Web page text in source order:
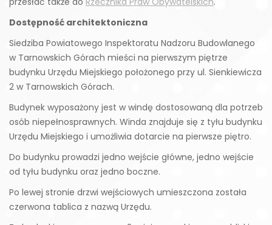
Dostępność architektoniczna
Siedziba Powiatowego Inspektoratu Nadzoru Budowlanego
w Tarnowskich Górach mieści na pierwszym piętrze
budynku Urzędu Miejskiego położonego przy ul. Sienkiewicza
2 w Tarnowskich Górach.
Budynek wyposażony jest w windę dostosowaną dla potrzeb
osób niepełnosprawnych. Winda znajduje się z tyłu budynku
Urzędu Miejskiego i umożliwia dotarcie na pierwsze piętro.
Do budynku prowadzi jedno wejście główne, jedno wejście
od tyłu budynku oraz jedno boczne.
Po lewej stronie drzwi wejściowych umieszczona została
czerwona tablica z nazwą Urzędu.